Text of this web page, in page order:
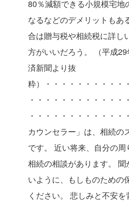
80％減額できる小規模宅地
なるなどのデメリットもあ
合は贈与税や相続税に詳し
方がいいだろう。
（平成
済新聞より抜
粋）・・・・・・・・・・
・・・・・・・・・・・・
・・・・・・・・・・・・・
カウンセラー」は、相続の
です。
近い将来、自分の
相続の相談があります。
聞
いように、もしものための
ください。
悲しみと不安を